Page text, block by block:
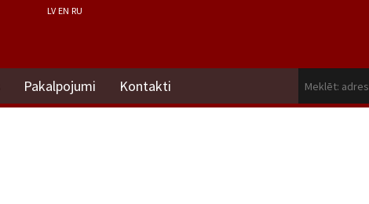
LV EN RU
Pakalpojumi Kontakti